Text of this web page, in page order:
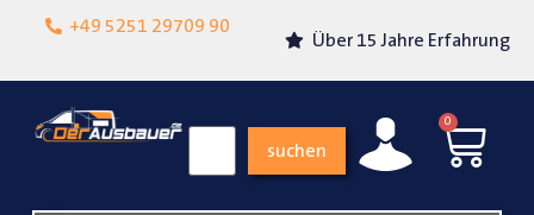
+49 5251 29709 90
Lokalgeschäft in
Über 15 Jahre Erfahrung
suchen
0